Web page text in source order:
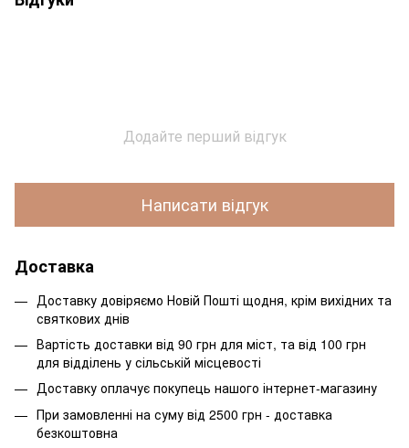
Додайте перший відгук
Написати відгук
Доставка
Доставку довіряємо Новій Пошті щодня, крім вихідних та
святкових днів
Вартість доставки від 90 грн для міст, та від 100 грн
для відділень у сільській місцевості
Доставку оплачує покупець нашого інтернет-магазину
При замовленні на суму від 2500 грн - доставка
безкоштовна